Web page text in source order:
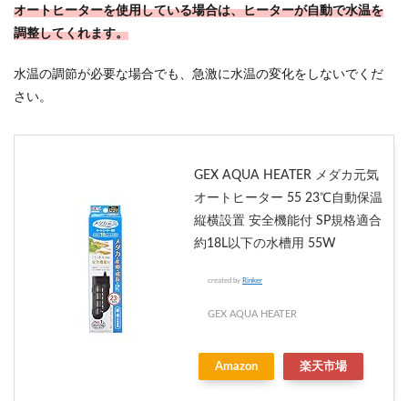
オートヒーターを使用している場合は、ヒーターが自動で水温を
調整してくれます。
水温の調節が必要な場合でも、急激に水温の変化をしないでくだ
さい。
GEX AQUA HEATER メダカ元気
オートヒーター 55 23℃自動保温
縦横設置 安全機能付 SP規格適合
約18L以下の水槽用 55W
created by Rinker
GEX AQUA HEATER
Amazon 楽天市場